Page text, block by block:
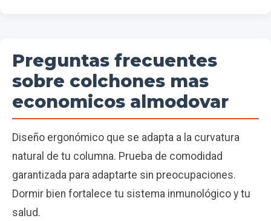
Preguntas frecuentes
sobre colchones mas
economicos almodovar
Diseño ergonómico que se adapta a la curvatura
natural de tu columna. Prueba de comodidad
garantizada para adaptarte sin preocupaciones.
Dormir bien fortalece tu sistema inmunológico y tu
salud.